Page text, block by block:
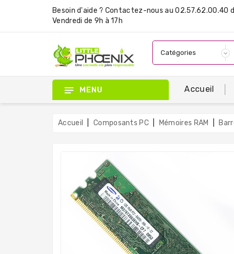
Besoin d'aide ? Contactez-nous au 02.57.62.00.40
Vendredi de 9h à 17h
MENU Accueil
Accueil Composants PC Mémoires RAM